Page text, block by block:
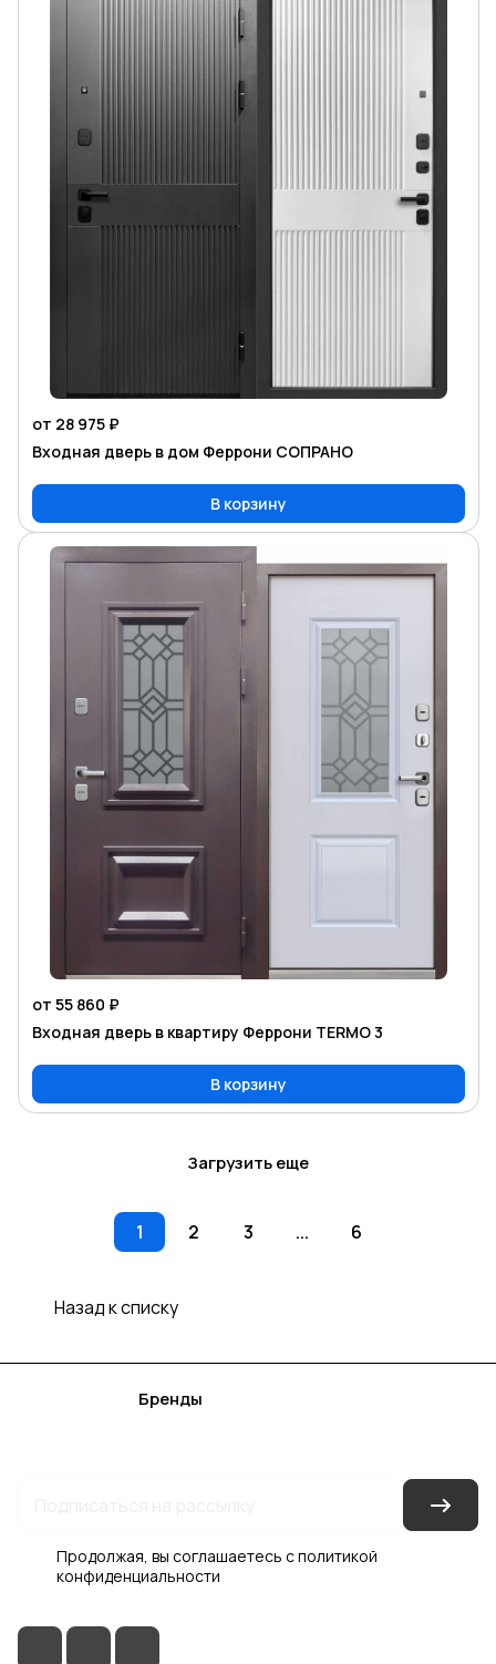
от 28 975 ₽
Входная дверь в дом Феррони СОПРАНО
В корзину
от 55 860 ₽
Входная дверь в квартиру Феррони TERMO 3
В корзину
Загрузить еще
1 2 3 ... 6
Назад к списку
Бренды
Продолжая, вы соглашаетесь сполитикой
конфиденциальности